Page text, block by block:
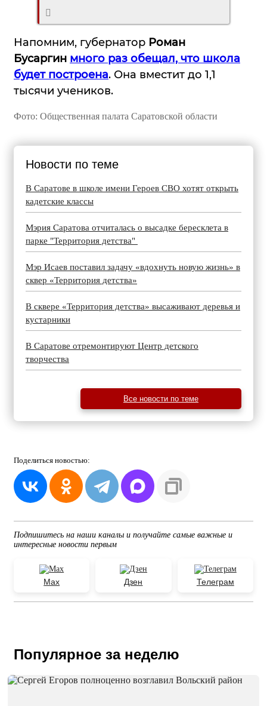
Напомним, губернатор Роман
Бусаргин много раз обещал, что школа
будет построена. Она вместит до 1,1
тысячи учеников.
Фото: Общественная палата Саратовской области
Новости по теме
В Саратове в школе имени Героев СВО хотят открыть
кадетские классы
Мэрия Саратова отчиталась о высадке бересклета в
парке "Территория детства"
Мэр Исаев поставил задачу «вдохнуть новую жизнь» в
сквер «Территория детства»
В сквере «Территория детства» высаживают деревья и
кустарники
В Саратове отремонтируют Центр детского
творчества
Все новости по теме
Поделиться новостью:
Подпишитесь на наши каналы и получайте самые важные и
интересные новости первым
Max Дзен Телеграм
Популярное за неделю